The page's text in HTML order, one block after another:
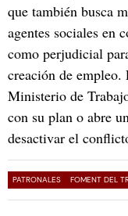
que también busca
agentes sociales en
como perjudicial
creación de empleo.
Ministerio de
con su plan o abre
desactivar el
PATRONALES FOMENT DEL